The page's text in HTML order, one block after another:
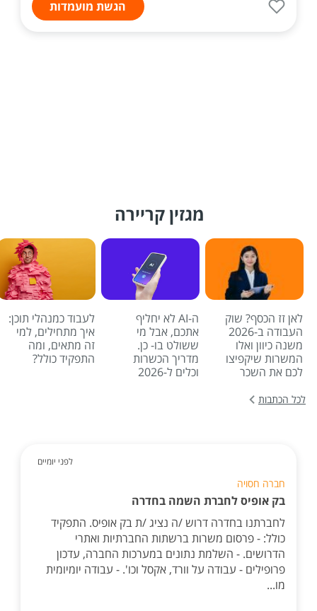
הגשת מועמדות
מגזין קריירה
לאן זז הכסף? שוק
העבודה ב-2026
משנה כיוון ואלו
המשרות שיקפיצו
לכם את השכר
ה-AI לא יחליף
אתכם, אבל מי
ששולט בו- כן.
מדריך הכשרות
וכלים ל-2026
לעבוד כמנהלי תוכן:
איך מתחילים, למי
זה מתאים, ומה
התפקיד כולל?
לכל הכתבות
לפני יומיים
חברה חסויה
בק אופיס לחברת השמה בחדרה
לחברתנו בחדרה דרוש /ה נציג /ת בק אופיס. התפקיד
כולל: - פרסום משרות ברשתות החברתיות ואתרי
הדרושים. - השלמת נתונים במערכות החברה, עדכון
פרופילים - עבודה על וורד, אקסל וכו'. - עבודה יומיומית
מו...